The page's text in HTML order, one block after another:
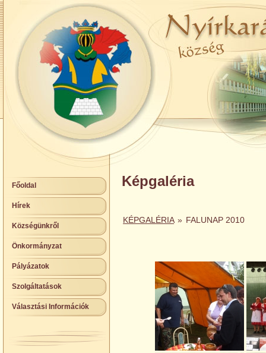
Főoldal
Hírek
Községünkről
Önkormányzat
Pályázatok
Szolgáltatások
Választási Információk
Képgaléria
KÉPGALÉRIA » FALUNAP 2010